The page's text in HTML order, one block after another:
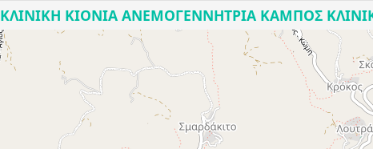
ΚΛΙΝΙΚΗ ΚΙΟΝΙΑ ΑΝΕΜΟΓΕΝΝΗΤΡΙΑ ΚΑΜΠΟΣ